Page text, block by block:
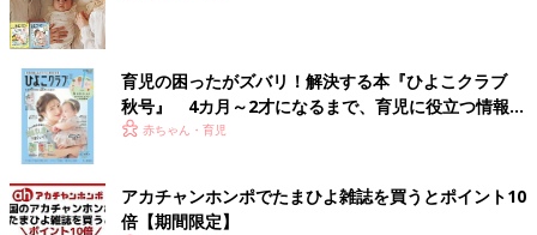
育児の困ったがズバリ！解決する本『ひよこクラブ
秋号』 4カ月～2才になるまで、育児に役立つ情報が
いっぱい！
赤ちゃん・育児
アカチャンホンポでたまひよ雑誌を買うとポイント10
倍【期間限定】